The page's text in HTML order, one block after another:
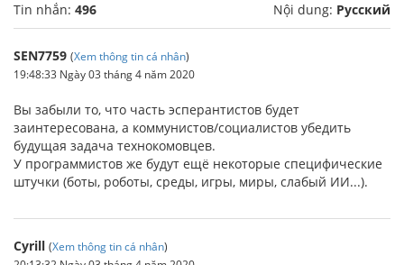
Tin nhắn: 496 Nội dung: Русский
SEN7759 (Xem thông tin cá nhân)
19:48:33 Ngày 03 tháng 4 năm 2020
Вы забыли то, что часть эсперантистов будет
заинтересована, а коммунистов/социалистов убедить
будущая задача технокомовцев.
У программистов же будут ещё некоторые специфические
штучки (боты, роботы, среды, игры, миры, слабый ИИ...).
Cyrill (Xem thông tin cá nhân)